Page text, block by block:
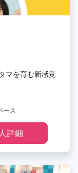
マを育む新感覚
ース
詳細